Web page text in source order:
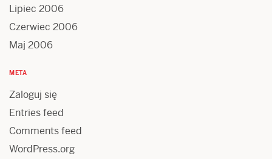
Lipiec 2006
Czerwiec 2006
Maj 2006
META
Zaloguj się
Entries feed
Comments feed
WordPress.org